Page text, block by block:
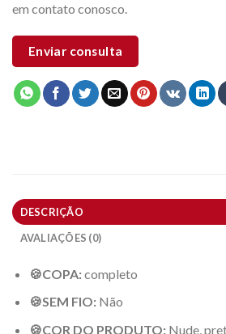
em contato conosco.
Enviar consulta
DESCRIÇÃO
AVALIAÇÕES (0)
🍪COPA:completo
🍪SEM FIO:Não
🍪COR DO PRODUTO:Nude,